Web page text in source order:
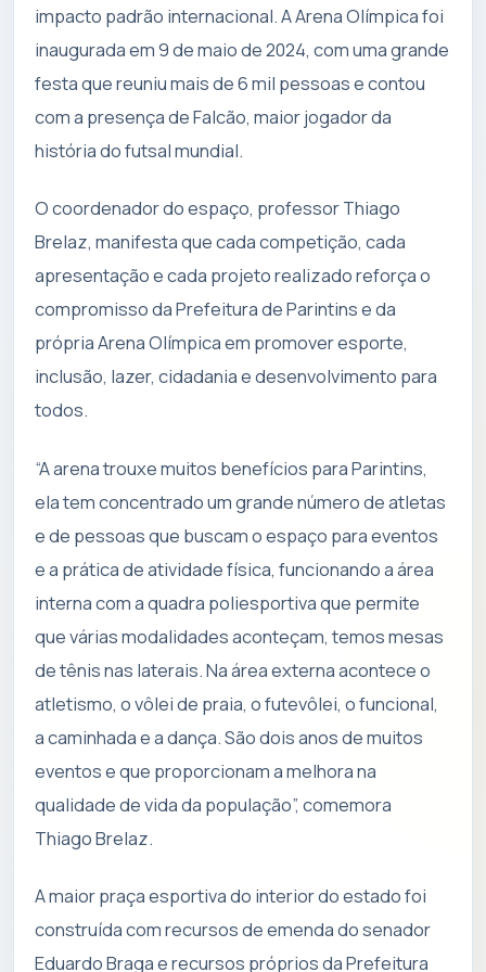
impacto padrão internacional. A Arena Olímpica foi
inaugurada em 9 de maio de 2024, com uma grande
festa que reuniu mais de 6 mil pessoas e contou
com a presença de Falcão, maior jogador da
história do futsal mundial.
O coordenador do espaço, professor Thiago
Brelaz, manifesta que cada competição, cada
apresentação e cada projeto realizado reforça o
compromisso da Prefeitura de Parintins e da
própria Arena Olímpica em promover esporte,
inclusão, lazer, cidadania e desenvolvimento para
todos.
“A arena trouxe muitos benefícios para Parintins,
ela tem concentrado um grande número de atletas
e de pessoas que buscam o espaço para eventos
e a prática de atividade física, funcionando a área
interna com a quadra poliesportiva que permite
que várias modalidades aconteçam, temos mesas
de tênis nas laterais. Na área externa acontece o
atletismo, o vôlei de praia, o futevôlei, o funcional,
a caminhada e a dança. São dois anos de muitos
eventos e que proporcionam a melhora na
qualidade de vida da população”, comemora
Thiago Brelaz.
A maior praça esportiva do interior do estado foi
construída com recursos de emenda do senador
Eduardo Braga e recursos próprios da Prefeitura